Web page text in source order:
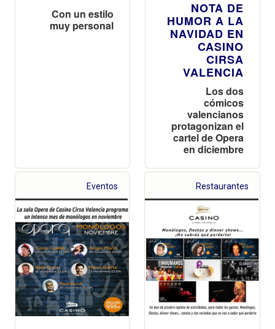
Con un estilo
muy personal
NOTA DE
HUMOR A LA
NAVIDAD EN
CASINO
CIRSA
VALENCIA
Los dos
cómicos
valencianos
protagonizan el
cartel de Opera
en diciembre
Eventos Restaurantes